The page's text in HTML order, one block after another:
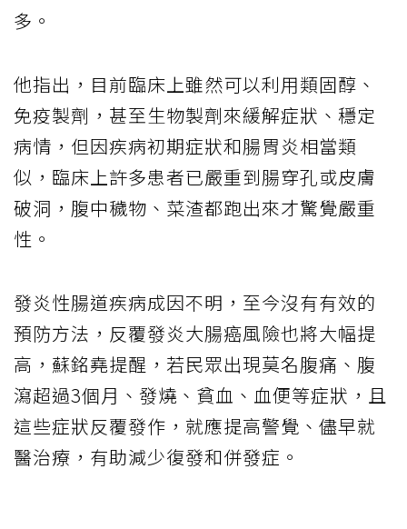
多。
他指出，目前臨床上雖然可以利用類固醇、
免疫製劑，甚至生物製劑來緩解症狀、穩定
病情，但因疾病初期症狀和腸胃炎相當類
似，臨床上許多患者已嚴重到腸穿孔或皮膚
破洞，腹中穢物、菜渣都跑出來才驚覺嚴重
性。
發炎性腸道疾病成因不明，至今沒有有效的
預防方法，反覆發炎大腸癌風險也將大幅提
高，蘇銘堯提醒，若民眾出現莫名腹痛、腹
瀉超過3個月、發燒、貧血、血便等症狀，且
這些症狀反覆發作，就應提高警覺、儘早就
醫治療，有助減少復發和併發症。